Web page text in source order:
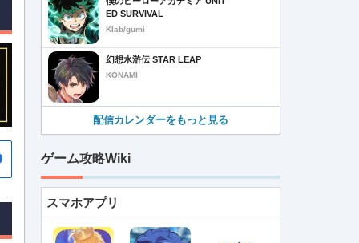
ED SURVIVAL
Klab/gumi
幻想水滸伝 STAR LEAP
KONAMI
配信カレンダーをもっと見る
ゲーム攻略Wiki
スマホアプリ